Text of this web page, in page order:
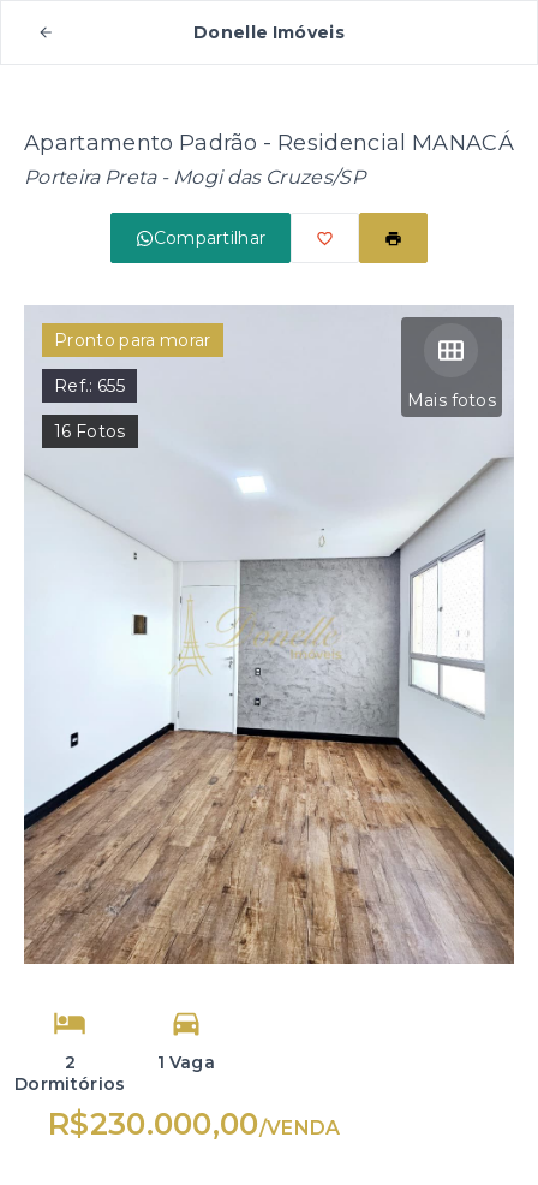
Donelle Imóveis
Apartamento Padrão - Residencial MANACÁ
Porteira Preta - Mogi das Cruzes/SP
Compartilhar
Mais fotos
Pronto para morar
Ref.: 655
16 Fotos
2
Dormitórios
1 Vaga
R$230.000,00/VENDA